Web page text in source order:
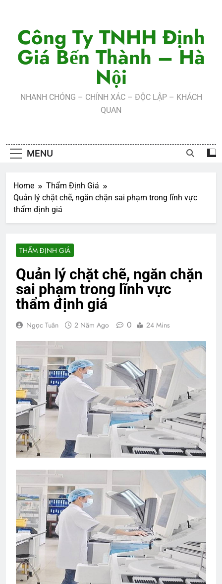
contentCông Ty TNHH Định
Giá Bến Thành – Hà
Nội
NHANH CHÓNG – CHÍNH XÁC – ĐỘC LẬP – KHÁCH
QUAN
MENU
Home
Thẩm Định Giá
Quản lý chặt chẽ, ngăn chặn sai phạm trong lĩnh vực
thẩm định giá
THẨM ĐỊNH GIÁ
Quản lý chặt chẽ, ngăn chặn
sai phạm trong lĩnh vực
thẩm định giá
Ngọc Tuân 2 Năm Ago 0 24 Mins